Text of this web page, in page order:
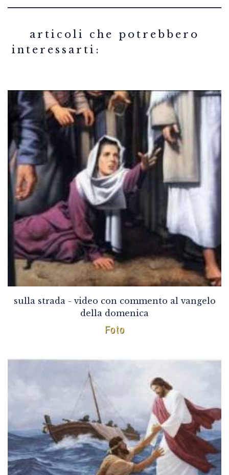
sulla strada - video con commento al vangelo
della domenica
Foto